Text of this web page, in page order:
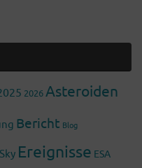
2026Asteroiden
Bericht Blog
Ereignisse ESA